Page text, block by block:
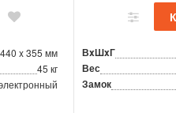
x 355 мм
45 кг
ВxШxГ
Вес
Замок